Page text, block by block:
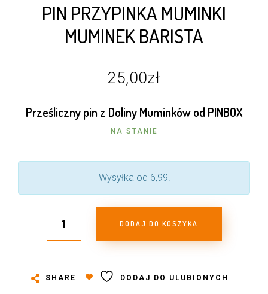
PIN PRZYPINKA MUMINKI
MUMINEK BARISTA
25,00zł
Prześliczny pin z Doliny Muminków od PINBOX
NA STANIE
Wysyłka od 6,99!
DODAJ DO KOSZYKA
SHARE DODAJ DO ULUBIONYCH